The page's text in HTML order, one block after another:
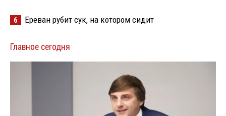
6 Ереван рубит сук, на котором сидит
Главное сегодня